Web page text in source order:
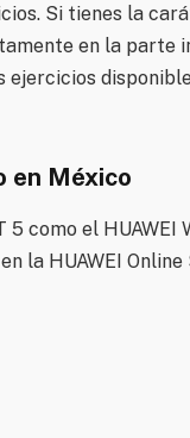
Si tienes la
en la parte
en México
5 como el
la HUAWEI